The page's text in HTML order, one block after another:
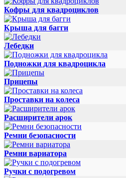
Кофры для квадроциклов
Крыша для багги
Лебедки
Подножки для квадроцикла
Прицепы
Проставки на колеса
Расширители арок
Ремни безопасности
Ремни вариатора
Ручки с подогревом